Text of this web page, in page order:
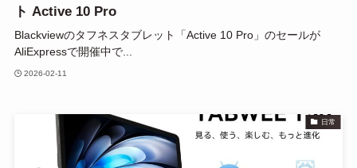
ト Active 10 Pro
Blackviewのタフネスタブレット「Active 10 Pro」のセールが
AliExpressで開催中で...
2026-02-11
日常